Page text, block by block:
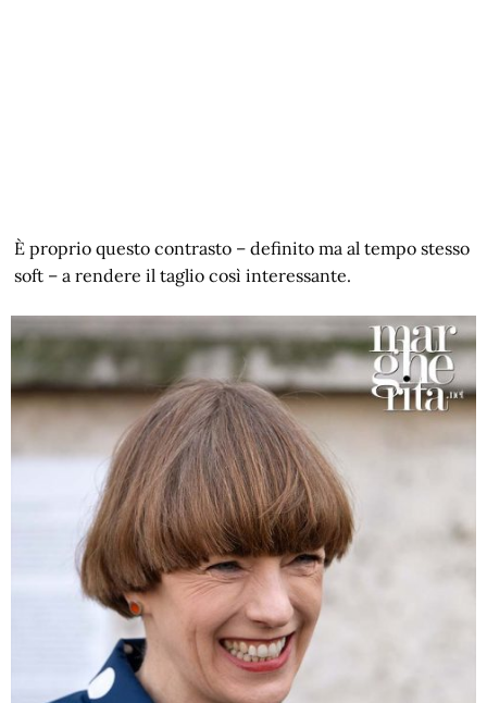
È proprio questo contrasto – definito ma al tempo stesso
soft – a rendere il taglio così interessante.